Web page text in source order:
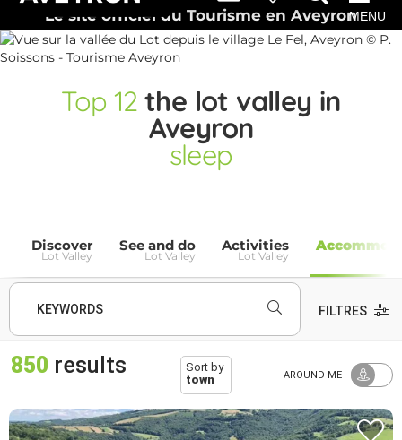
Le site officiel du Tourisme en AveyronMENU
Top 12 the lot valley in
Aveyron
sleep
Discover
Lot Valley
See and do
Lot Valley
Activities
Lot Valley
KEYWORDS FILTRES
850 results
Sort by
town
AROUND ME